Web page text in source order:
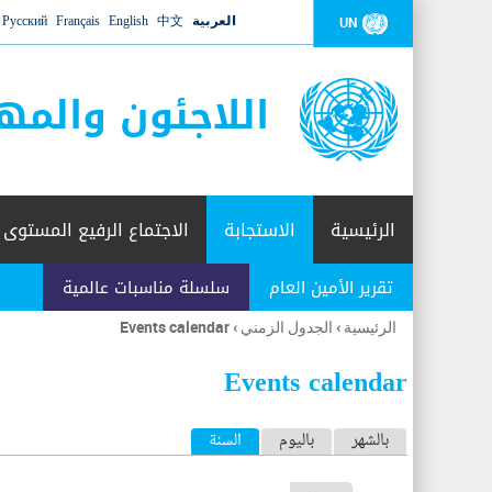
UN العربية 中文
English
Français
Русский
اللاجئون
الرئيسية الاستجابة
تقرير الأمين العام سلسلة مناسبات عالمية
الاجتماع الرفيع المستوى
أنت
هنا
الرئيسية › الجدول الزمني ›
Events calendar
Events calendar
ا بالشهر باليوم السنة (علامة التبويب النشطة)